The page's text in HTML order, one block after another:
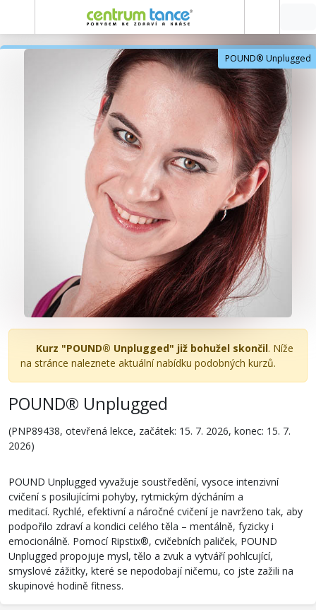
POUND® Unplugged
Kurz "POUND® Unplugged" již bohužel skončil. Níže
na stránce naleznete aktuální nabídku podobných kurzů.
POUND® Unplugged
(PNP89438, otevřená lekce, začátek: 15. 7. 2026, konec: 15. 7.
2026)
POUND Unplugged vyvažuje soustředění, vysoce intenzivní
cvičení s posilujícími pohyby, rytmickým dýcháním a
meditací. Rychlé, efektivní a náročné cvičení je navrženo tak, aby
podpořilo zdraví a kondici celého těla – mentálně, fyzicky i
emocionálně. Pomocí Ripstix®, cvičebních paliček, POUND
Unplugged propojuje mysl, tělo a zvuk a vytváří pohlcující,
smyslové zážitky, které se nepodobají ničemu, co jste zažili na
skupinové hodině fitness.